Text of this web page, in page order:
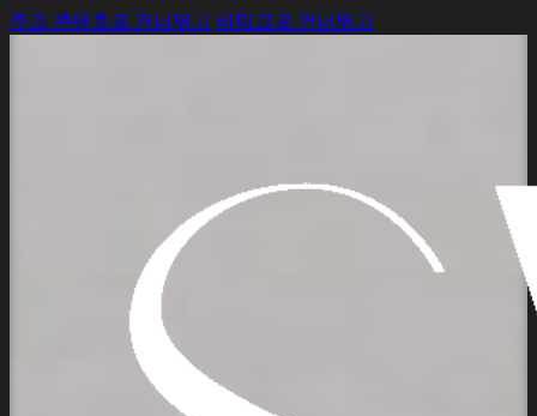
주요 콘텐츠로 건너뛰기 바닥글로 건너뛰기